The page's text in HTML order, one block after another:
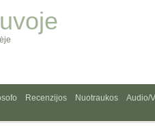
Recenzijos Nuotraukos
Audio/